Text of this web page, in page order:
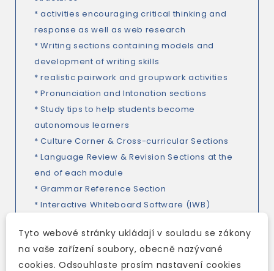
* activities encouraging critical thinking and
response as well as web research
* Writing sections containing models and
development of writing skills
* realistic pairwork and groupwork activities
* Pronunciation and Intonation sections
* Study tips to help students become
autonomous learners
* Culture Corner & Cross-curricular Sections
* Language Review & Revision Sections at the
end of each module
* Grammar Reference Section
* Interactive Whiteboard Software (IWB)
Tyto webové stránky ukládají v souladu se zákony
na vaše zařízení soubory, obecně nazývané
cookies. Odsouhlaste prosím nastavení cookies